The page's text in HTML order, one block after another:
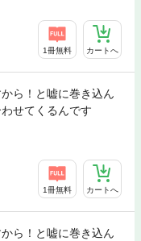
1冊無料 カートへ
ら！と嘘に巻き込ん
せてくるんです
1冊無料 カートへ
ら！と嘘に巻き込ん